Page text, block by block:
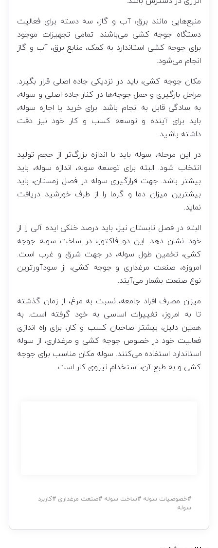
منبع‌هایی مانند برق، آب و گاز، سه دسته برای فعالیت
دستگاه جوجه کشی می‌باشند. تمامی تجهیزات موجود
برای جوجه کشی استاندارد به کمک، منابع برق، آب و گاز
انجام می‌شود.
مکان جوجه کشی، باید در نزدیکی جاده اصلی قرار بگیرد.
مراحل بارگیری و حمل جوجه‌ها در کنار جاده اصلی و سوله،
به سادگی قابل به انجام باشد. برای خرید یا اجاره سوله،
باید برای آینده و توسعه کسب و کار خود نیز دقت
داشته باشید.
در این مرحله، سوله باید با اندازه بزرگ‌تر از حجم تولید
انتخاب شود. البته برای توسعه سوله، اندازه سوله، باید
بیشتر باشد. جهت قرارگیری سوله در فصل زمستان، باید
بیشترین میزان دما و گرما را از طرف خورشید دریافت
نماید.
البته در فصل تابستان نیز، باید درصد خنکی ایده آلی را از
خود نشان دهد. این دو فاکتور، در ساخت سوله جوجه
کشی، تخمین طول سوله، در جهت شرق و غرب است.
امروزه، صنعت مرغداری و جوجه کشی، از سودآور‌ترین
نوع صنعت بشمار می‌آیند.
میزان مصرف افراد جامعه، نسبت به مرغ، از زمان گذشته
تا به امروز، تغییرات اساسی به خود گرفته است. به
همین دلیل، بیشتر صاحبان کسب و کار، برای راه اندازی
فعالیت خود در خصوص جوجه کشی و مرغداری، از سوله
استاندارد استفاده می‌کنند. سوله مکان مناسب برای جوجه
کشی و به طبع آن، استخدام نیروی کار است.
#خصوصیات سوله #ساخت سوله #صنعت مرغداری #کاربرد
سوله